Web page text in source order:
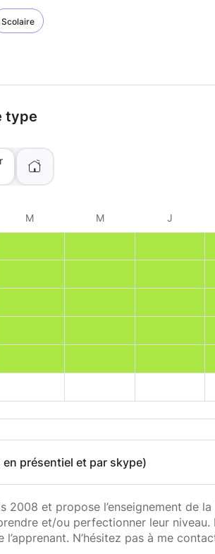
Scolaire
type
M M J
présentiel et par skype)
2008 et propose l’enseignement de
et/ou perfectionner leur
l’apprenant. N’hésitez pas à me